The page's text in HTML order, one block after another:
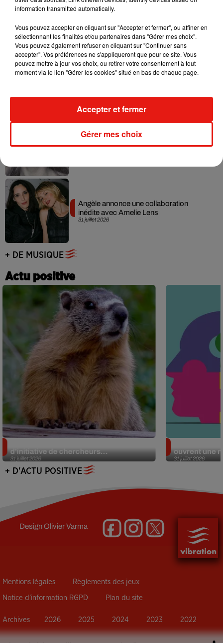
Ariana Grande prendra une pause après
sa tournée mondiale
Grand Corps Malade emmène Styleto
Ariana Grande se libère dans son nouvel
album « Petals »
31 juillet 2026
Angèle annonce une collaboration
inédite avec Amelie Lens
+ DE MUSIQUE
Actu positive
31 juillet 2026
d’initiative de chercheurs...
31 juillet 2026
ouvrent une
+ D'ACTU POSITIVE
DesignOlivier Varma
Mentions légales Règlements des jeux
Notice d’information RGPD Plan du site
Archives 2026 2025 2024 2023 2022
information transmitted automatically.
Vous pouvez accepter en cliquant sur "Accepter et fermer", ou affiner en
sélectionnant les finalités et/ou partenaires dans "Gérer mes choix".
Vous pouvez également refuser en cliquant sur "Continuer sans
accepter". Vos préférences ne s'appliqueront que pour ce site. Vous
pouvez mettre à jour vos choix, ou retirer votre consentement à tout
moment via le lien "Gérer les cookies" situé en bas de chaque page.
Gérer mes choix
Accepter et fermer